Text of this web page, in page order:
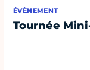
ÉVÈNEMENT
Tournée